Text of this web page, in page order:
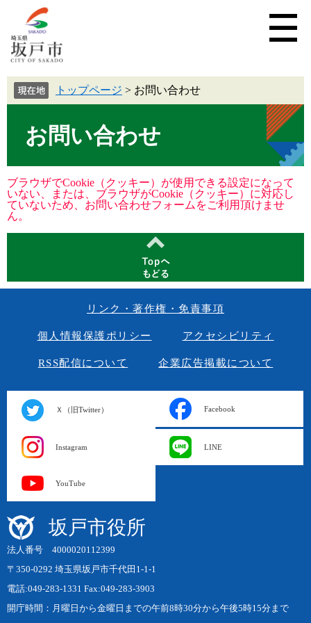
トップページ > お問い合わせ
お問い合わせ
ブラウザでCookie（クッキー）が使用できる設定になって
いない、または、ブラウザがCookie（クッキー）に対応し
ていないため、お問い合わせフォームをご利用頂けませ
ん。
リンク・著作権・免責事項
個人情報保護ポリシー アクセシビリティ
RSS配信について 企業広告掲載について
Ｘ（旧Twitter） Facebook
Instagram LINE
YouTube
坂戸市役所
法人番号 4000020112399
〒350-0292 埼玉県坂戸市千代田1-1-1
電話:049-283-1331 Fax:049-283-3903
開庁時間：月曜日から金曜日までの午前8時30分から午後5時15分まで